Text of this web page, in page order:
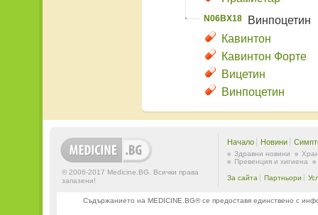
N06BX18
Винпоцетин
Кавинтон
Кавинтон Форте
Вицетин
Винпоцетин
© 2006-2017 Medicine.BG. Всички права
запазени!
Начало Новини
Здравни новини
Превенция и хигиена
За сайта Партньори
Съдържанието на MEDICINE.BG® се предоставя единствено с